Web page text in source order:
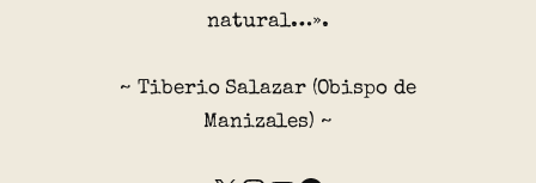
natural…».
~ Tiberio Salazar (Obispo de
Manizales) ~